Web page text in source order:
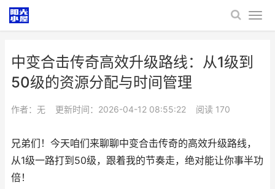
中变合击传奇高效升级路线：从1级到
50级的资源分配与时间管理
作者：无 更新时间：2026-04-12 08:55:22 阅读 170
兄弟们！今天咱们来聊聊中变合击传奇的高效升级路线，
从1级一路打到50级，跟着我的节奏走，绝对能让你事半功
倍！